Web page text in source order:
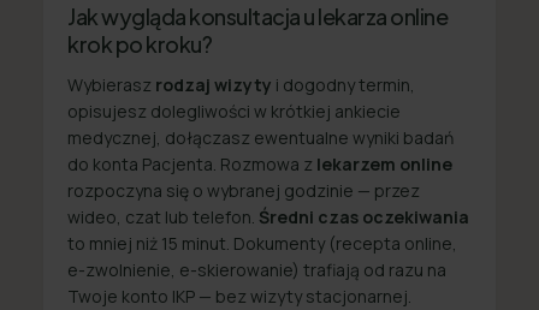
Jak wygląda konsultacja u lekarza online
krok po kroku?
Wybierasz rodzaj wizyty i dogodny termin,
opisujesz dolegliwości w krótkiej ankiecie
medycznej, dołączasz ewentualne wyniki badań
do konta Pacjenta. Rozmowa z lekarzem online
rozpoczyna się o wybranej godzinie — przez
wideo, czat lub telefon. Średni czas oczekiwania
to mniej niż 15 minut. Dokumenty (recepta online,
e-zwolnienie, e-skierowanie) trafiają od razu na
Twoje konto IKP — bez wizyty stacjonarnej.